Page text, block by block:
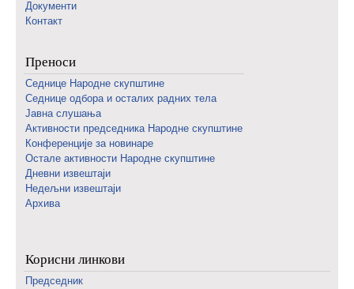
Документи
Контакт
Преноси
Седнице Народне скупштине
Седнице одбора и осталих радних тела
Јавна слушања
Активности председника Народне скупштине
Конференције за новинаре
Oстале активности Народне скупштине
Дневни извештаји
Недељни извештаји
Архива
Корисни линкови
Председник